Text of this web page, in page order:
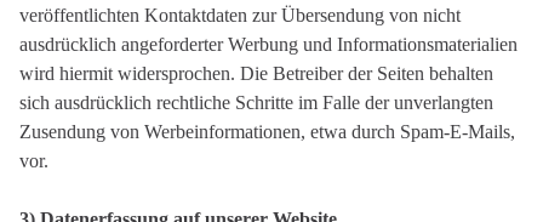
veröffentlichten Kontaktdaten zur Übersendung von nicht
ausdrücklich angeforderter Werbung und Informationsmaterialien
wird hiermit widersprochen. Die Betreiber der Seiten behalten
sich ausdrücklich rechtliche Schritte im Falle der unverlangten
Zusendung von Werbeinformationen, etwa durch Spam-E-Mails,
vor.